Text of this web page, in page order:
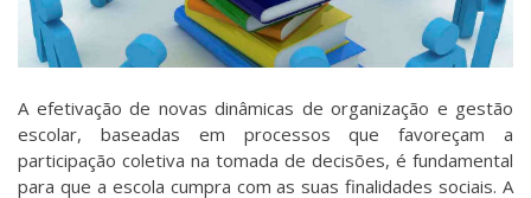
A efetivação de novas dinâmicas de organização e gestão
escolar, baseadas em processos que favoreçam a
participação coletiva na tomada de decisões, é fundamental
para que a escola cumpra com as suas finalidades sociais. A